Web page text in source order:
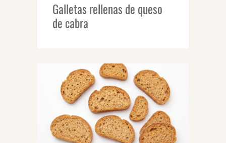
Galletas rellenas de queso
de cabra